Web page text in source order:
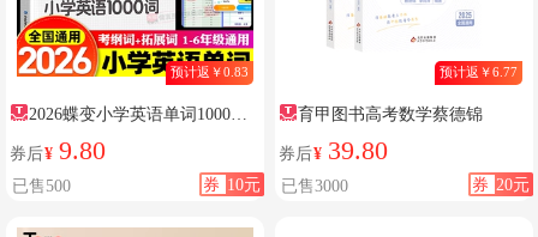
预计返￥0.83
2026蝶变小学英语单词1000词
100天突击必背漫画图解记背同步
汇总表默写本速记手册记背神器
一二三四五六年级人教版词汇速
记一本通
券后¥ 9.80
券 10元
已售500
预计返￥6.77
育甲图书高考数学蔡德锦
券后¥ 39.80
券 20元
已售3000